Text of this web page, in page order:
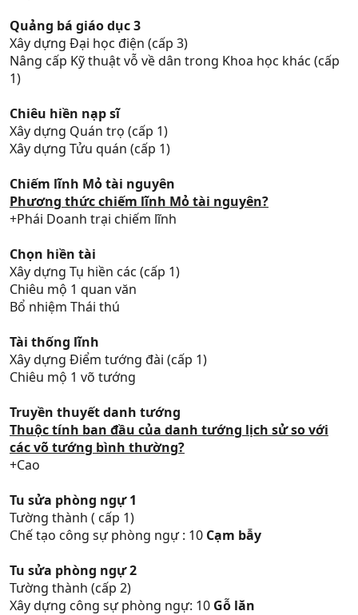
Quảng bá giáo dục 3
Xây dựng Đại học điện (cấp 3)
Nâng cấp Kỹ thuật vỗ về dân trong Khoa học khác (cấp
1)
Chiêu hiền nạp sĩ
Xây dựng Quán trọ (cấp 1)
Xây dựng Tửu quán (cấp 1)
Chiếm lĩnh Mỏ tài nguyên
Phương thức chiếm lĩnh Mỏ tài nguyên?
+Phái Doanh trại chiếm lĩnh
Chọn hiền tài
Xây dựng Tụ hiền các (cấp 1)
Chiêu mộ 1 quan văn
Bổ nhiệm Thái thú
Tài thống lĩnh
Xây dựng Điểm tướng đài (cấp 1)
Chiêu mộ 1 võ tướng
Truyền thuyết danh tướng
Thuộc tính ban đầu của danh tướng lịch sử so với
các võ tướng bình thường?
+Cao
Tu sửa phòng ngự 1
Tường thành ( cấp 1)
Chế tạo công sự phòng ngự : 10 Cạm bẫy
Tu sửa phòng ngự 2
Tường thành (cấp 2)
Xây dựng công sự phòng ngự: 10 Gỗ lăn